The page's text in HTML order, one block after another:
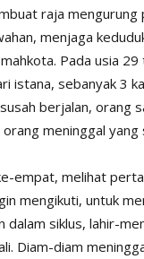
raja mengurung
menjaga
Pada usia 29
istana, sebanyak 3
berjalan, orang
meninggal yang
empat, melihat
mengikuti, untuk
dalam siklus, lahir-
Diam-diam